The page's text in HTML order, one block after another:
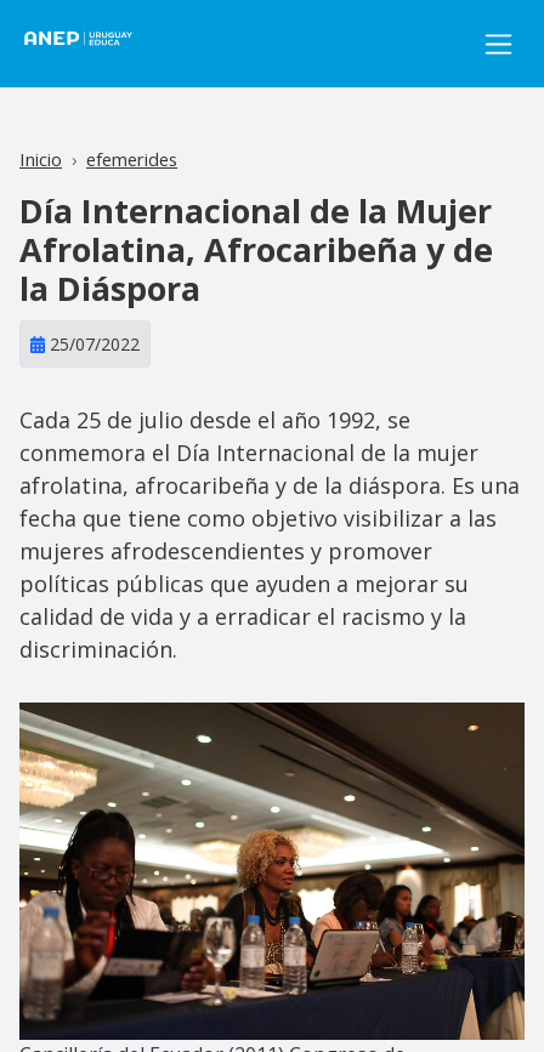
Inicio efemerides
Día Internacional de la Mujer
Afrolatina, Afrocaribeña y de
la Diáspora
25/07/2022
Cada 25 de julio desde el año 1992, se
conmemora el Día Internacional de la mujer
afrolatina, afrocaribeña y de la diáspora. Es una
fecha que tiene como objetivo visibilizar a las
mujeres afrodescendientes y promover
políticas públicas que ayuden a mejorar su
calidad de vida y a erradicar el racismo y la
discriminación.